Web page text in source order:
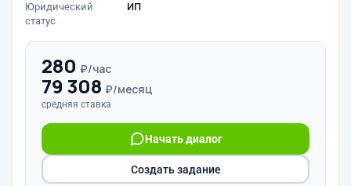
Юридический
статус
ИП
280 ₽/час
79 308 ₽/месяц
средняя ставка
Начать диалог
Создать задание